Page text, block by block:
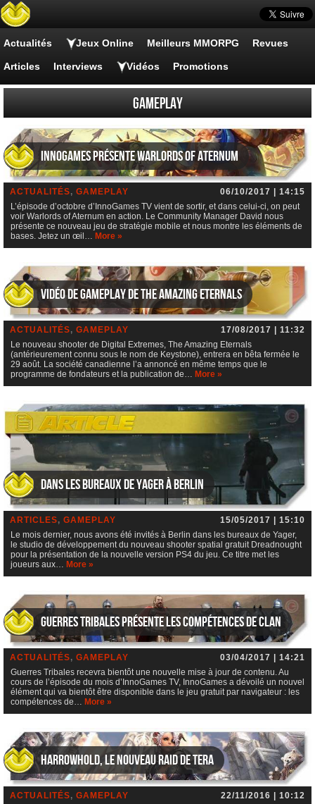
Actualités Jeux Online Meilleurs MMORPG Revues
Articles Interviews Vidéos Promotions
Gameplay
InnoGames présente Warlords of Aternum
ACTUALITÉS, GAMEPLAY
06/10/2017 | 14:15
L’épisode d’octobre d’InnoGames TV vient de sortir, et dans celui-ci, on peut
voir Warlords of Aternum en action. Le Community Manager David nous
présente ce nouveau jeu de stratégie mobile et nous montre les éléments de
bases. Jetez un œil… More »
Vidéo de gameplay de The Amazing Eternals
ACTUALITÉS, GAMEPLAY
17/08/2017 | 11:32
Le nouveau shooter de Digital Extremes, The Amazing Eternals
(antérieurement connu sous le nom de Keystone), entrera en bêta fermée le
29 août. La société canadienne l’a annoncé en même temps que le
programme de fondateurs et la publication de… More »
Dans les bureaux de Yager à Berlin
ARTICLES, GAMEPLAY
15/05/2017 | 15:10
Le mois dernier, nous avons été invités à Berlin dans les bureaux de Yager,
le studio de développement du nouveau shooter spatial gratuit Dreadnought
pour la présentation de la nouvelle version PS4 du jeu. Ce titre met les
joueurs aux… More »
Guerres Tribales présente les compétences de clan
ACTUALITÉS, GAMEPLAY
03/04/2017 | 14:21
Guerres Tribales recevra bientôt une nouvelle mise à jour de contenu. Au
cours de l’épisode du mois d’InnoGames TV, InnoGames a dévoilé un nouvel
élément qui va bientôt être disponible dans le jeu gratuit par navigateur : les
compétences de… More »
Harrowhold, le nouveau raid de TERA
ACTUALITÉS, GAMEPLAY
22/11/2016 | 10:12